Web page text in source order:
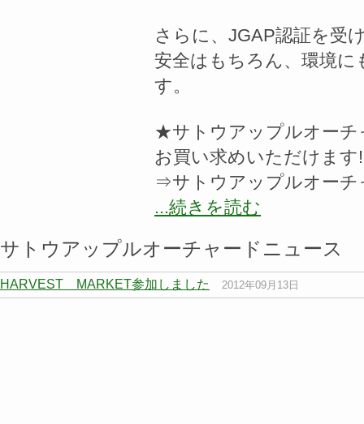
さらに、JGAP認証を受
安全はもちろん、環境
す。
★サトウアップルオーチ
お買い求めいただけます
⇒サトウアップルオー
...続きを読む
サトウアップルオーチャードニュース
HARVEST MARKET参加しました 2012年09月13日